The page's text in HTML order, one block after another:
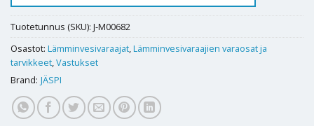
Tuotetunnus (SKU): J-M00682
Osastot: Lämminvesivaraajat,Lämminvesivaraajien varaosat ja
tarvikkeet,Vastukset
Brand: JÄSPI